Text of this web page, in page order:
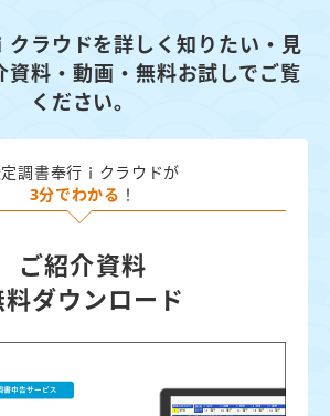
クラウドを詳しく知りたい・見
資料・動画・無料お試しでご覧
ください。
定調書奉行ｉクラウドが
3分でわかる ！
ご紹介資料
料ダウンロード